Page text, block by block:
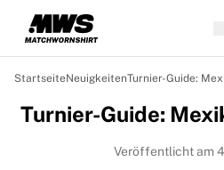
Highlights
Weltmeisterschaftsauktionen
Legend-Kollektion
Tour de France
Alle laufenden Auktionen
StartseiteNeuigkeitenTurnier-Guide:
Turnier-Guide:
Veröffentlicht am